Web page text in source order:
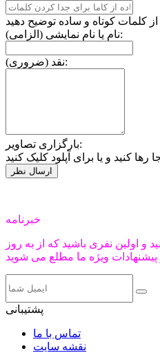
نام یا نام نمایشی (الزامی):
نقد (ضروری):
بارگزاری تصاویر:
خبرنامه
و اولین نفری باشید که از به روز
پشتیبانی
تماس با ما
نقشه سایت